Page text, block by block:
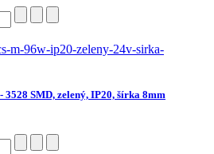
3528 SMD, zelený, IP20, šírka 8mm